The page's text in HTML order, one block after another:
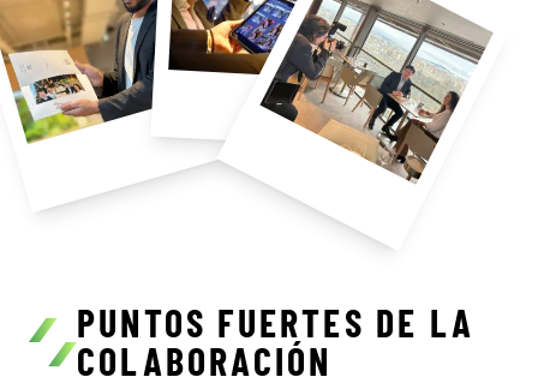
PUNTOS FUERTES DE LA
COLABORACIÓN